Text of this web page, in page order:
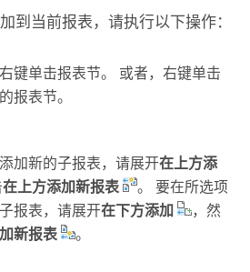
到当前报表，请执行以下操作：
键单击报表节。 或者，右键单击
报表节。
加新的子报表，请展开在上方添
在上方添加新报表
。 要在所选项
报表，请展开在下方添加
，然
新报表 。